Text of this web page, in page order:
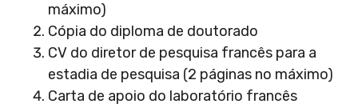
máximo)
Cópia do diploma de doutorado
CV do diretor de pesquisa francês para a
estadia de pesquisa (2 páginas no máximo)
Carta de apoio do laboratório francês